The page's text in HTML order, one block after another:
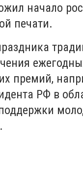
начало
печати.
премий,
РФ в